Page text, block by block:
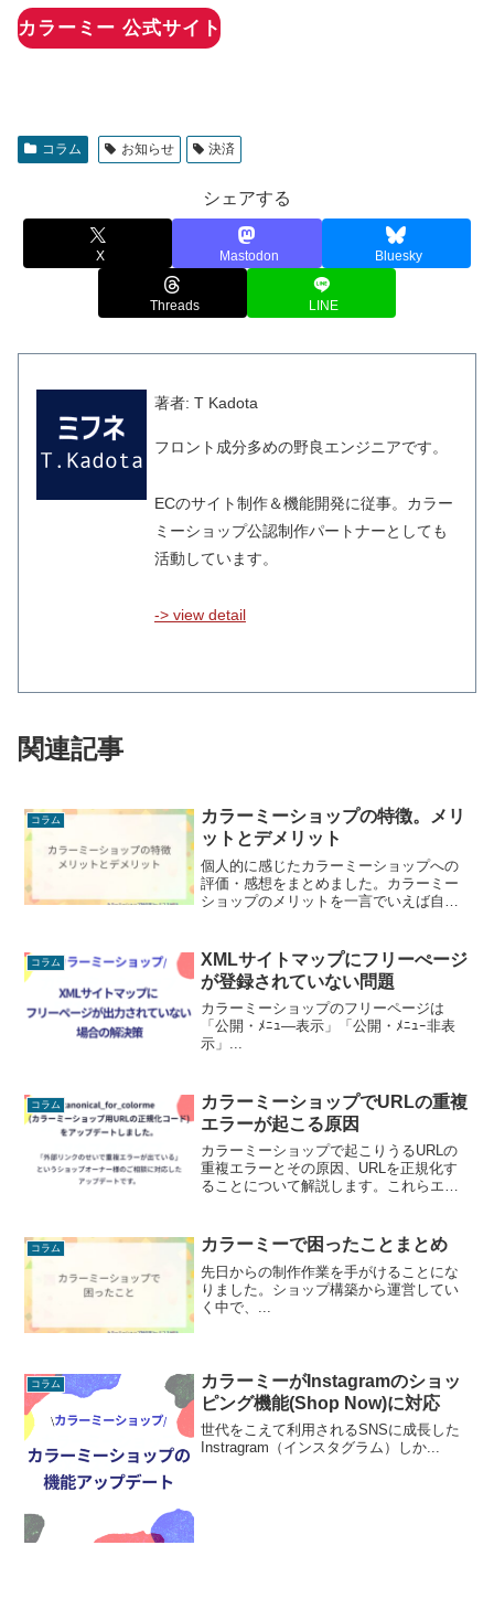
カラーミー 公式サイト
コラム お知らせ 決済
シェアする
X Mastodon Bluesky
Threads LINE
著者: T Kadota
フロント成分多めの野良エンジニアです。
ECのサイト制作＆機能開発に従事。カラー
ミーショップ公認制作パートナーとしても
活動しています。
-> view detail
関連記事
コラム
カラーミーショップの特徴。メリ
ットとデメリット
個人的に感じたカラーミーショップへの
評価・感想をまとめました。カラーミー
ショップのメリットを一言でいえば自由
ース)や画像管理の古さなど、システムに
関する問題です。総合的に判断すると、
運営コストを抑えながら事業を行えるの
で、ネットショップ初心者から月商数百
万円を狙う会社まで幅広くおすすめでき
るネットショップサービスです。
コラム
XMLサイトマップにフリーぺージ
が登録されていない問題
カラーミーショップのフリーページは
「公開・ﾒﾆｭ―表示」「公開・ﾒﾆｭｰ非表
示」...
コラム
カラーミーショップでURLの重複
エラーが起こる原因
カラーミーショップで起こりうるURLの
重複エラーとその原因、URLを正規化す
ることについて解説します。これらエラ
ご利用ください。カラーミーでは並び替
えやページ分割などのパラメータつき
URLが重複ページと判断されてしまうこ
とがあります。大部分は問題ありません
が、深刻な事態をもたらす場合もありま
コラム カラーミーで困ったことまとめ
先日からの制作作業を手がけることにな
りました。ショップ構築から運営してい
く中で、...
コラム
カラーミーがInstagramのショッ
ピング機能(Shop Now)に対応
世代をこえて利用されるSNSに成長した
Instragram（インスタグラム）しか...